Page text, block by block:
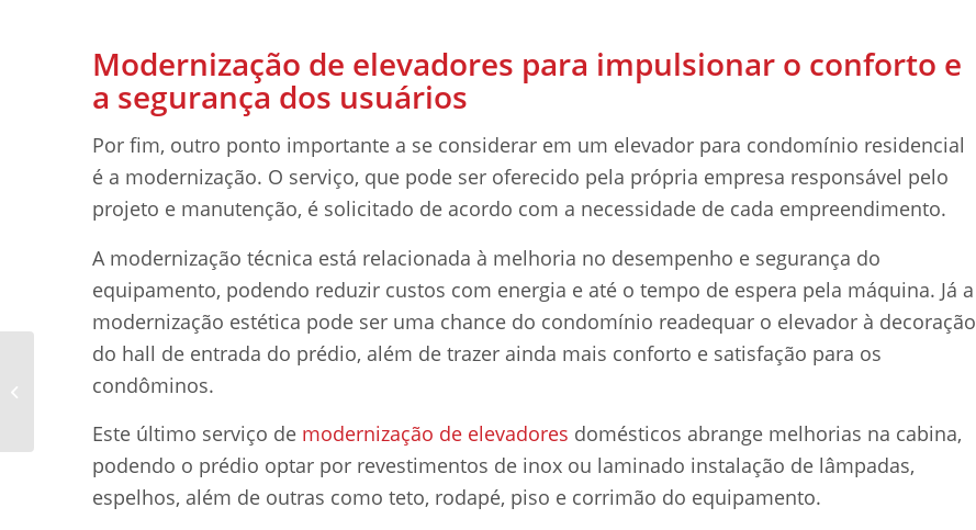
Modernização de elevadores para impulsionar o conforto e
a segurança dos usuários
Por fim, outro ponto importante a se considerar em um elevador para condomínio residencial
é a modernização. O serviço, que pode ser oferecido pela própria empresa responsável pelo
projeto e manutenção, é solicitado de acordo com a necessidade de cada empreendimento.
A modernização técnica está relacionada à melhoria no desempenho e segurança do
equipamento, podendo reduzir custos com energia e até o tempo de espera pela máquina. Já a
modernização estética pode ser uma chance do condomínio readequar o elevador à decoração
do hall de entrada do prédio, além de trazer ainda mais conforto e satisfação para os
condôminos.
Este último serviço de modernização de elevadores domésticos abrange melhorias na cabina,
podendo o prédio optar por revestimentos de inox ou laminado instalação de lâmpadas,
espelhos, além de outras como teto, rodapé, piso e corrimão do equipamento.
3 dicas para escolher